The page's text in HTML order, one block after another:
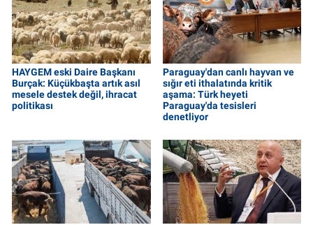
HAYGEM eski Daire Başkanı
Burçak: Küçükbaşta artık asıl
mesele destek değil, ihracat
politikası
Paraguay'dan canlı hayvan ve
sığır eti ithalatında kritik
aşama: Türk heyeti
Paraguay'da tesisleri
denetliyor